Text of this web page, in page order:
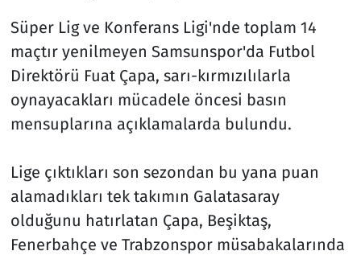
Süper Lig ve Konferans Ligi'nde toplam 14
maçtır yenilmeyen Samsunspor'da Futbol
Direktörü Fuat Çapa, sarı-kırmızılılarla
oynayacakları mücadele öncesi basın
mensuplarına açıklamalarda bulundu.
Lige çıktıkları son sezondan bu yana puan
alamadıkları tek takımın Galatasaray
olduğunu hatırlatan Çapa, Beşiktaş,
Fenerbahçe ve Trabzonspor müsabakalarında